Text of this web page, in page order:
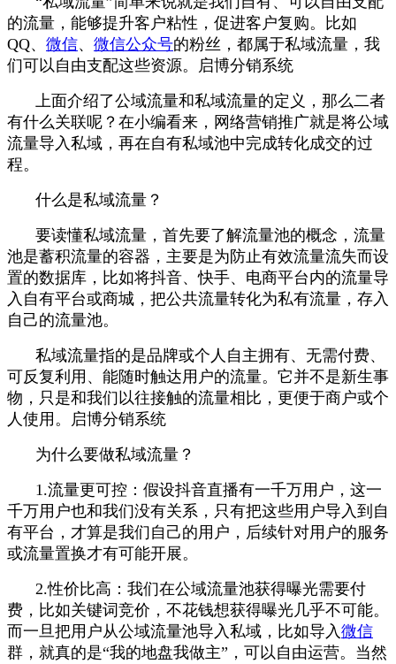
的流量，能够提升客户粘性，促进客户复购。比如
QQ、 微信、 微信公众号的粉丝，都属于私域流量，我
们可以自由支配这些资源。启博分销系统
上面介绍了公域流量和私域流量的定义，那么二者
有什么关联呢？在小编看来，网络营销推广就是将公域
流量导入私域，再在自有私域池中完成转化成交的过
程。
什么是私域流量？
要读懂私域流量，首先要了解流量池的概念，流量
池是蓄积流量的容器，主要是为防止有效流量流失而设
置的数据库，比如将抖音、快手、电商平台内的流量导
入自有平台或商城，把公共流量转化为私有流量，存入
自己的流量池。
私域流量指的是品牌或个人自主拥有、无需付费、
可反复利用、能随时触达用户的流量。它并不是新生事
物，只是和我们以往接触的流量相比，更便于商户或个
人使用。启博分销系统
为什么要做私域流量？
1.流量更可控：假设抖音直播有一千万用户，这一
千万用户也和我们没有关系，只有把这些用户导入到自
有平台，才算是我们自己的用户，后续针对用户的服务
或流量置换才有可能开展。
2.性价比高：我们在公域流量池获得曝光需要付
费，比如关键词竞价，不花钱想获得曝光几乎不可能。
而一旦把用户从公域流量池导入私域，比如导入 微信
群，就真的是“我的地盘我做主”，可以自由运营。当然